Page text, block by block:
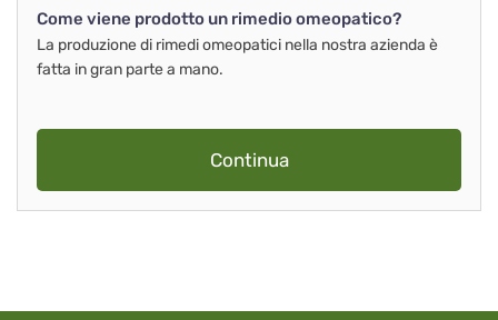
Come viene prodotto un rimedio omeopatico?
La produzione di rimedi omeopatici nella nostra azienda è
fatta in gran parte a mano.
Continua